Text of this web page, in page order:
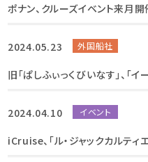
ポナン、クルーズイベント来月開
2024.05.23 外国船社
旧「ぱしふぃっくびいなす」、「
2024.04.10 イベント
iCruise、「ル・ジャックカルテ